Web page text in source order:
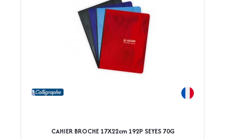
CAHIER BROCHE 17X22cm 192P SEYES 70G